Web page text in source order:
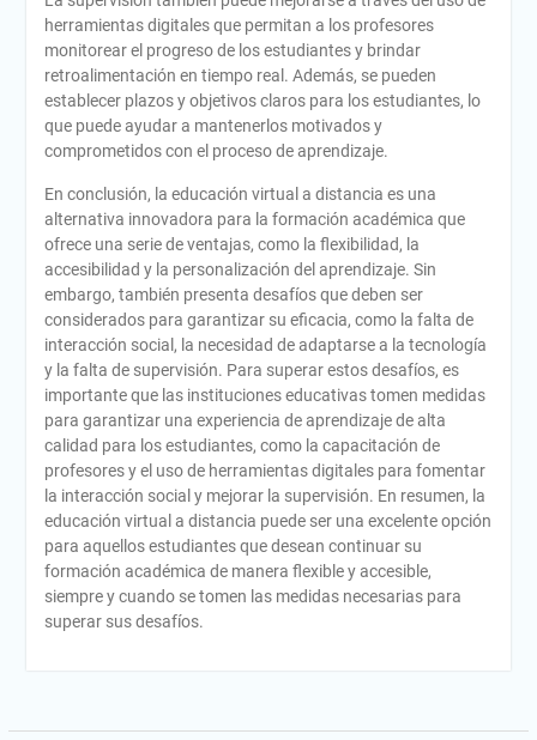
herramientas digitales que permitan a los profesores
monitorear el progreso de los estudiantes y brindar
retroalimentación en tiempo real. Además, se pueden
establecer plazos y objetivos claros para los estudiantes, lo
que puede ayudar a mantenerlos motivados y
comprometidos con el proceso de aprendizaje.
En conclusión, la educación virtual a distancia es una
alternativa innovadora para la formación académica que
ofrece una serie de ventajas, como la flexibilidad, la
accesibilidad y la personalización del aprendizaje. Sin
embargo, también presenta desafíos que deben ser
considerados para garantizar su eficacia, como la falta de
interacción social, la necesidad de adaptarse a la tecnología
y la falta de supervisión. Para superar estos desafíos, es
importante que las instituciones educativas tomen medidas
para garantizar una experiencia de aprendizaje de alta
calidad para los estudiantes, como la capacitación de
profesores y el uso de herramientas digitales para fomentar
la interacción social y mejorar la supervisión. En resumen, la
educación virtual a distancia puede ser una excelente opción
para aquellos estudiantes que desean continuar su
formación académica de manera flexible y accesible,
siempre y cuando se tomen las medidas necesarias para
superar sus desafíos.